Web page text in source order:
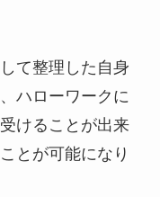
て整理した自身
ハローワークに
けることが出来
とが可能になり